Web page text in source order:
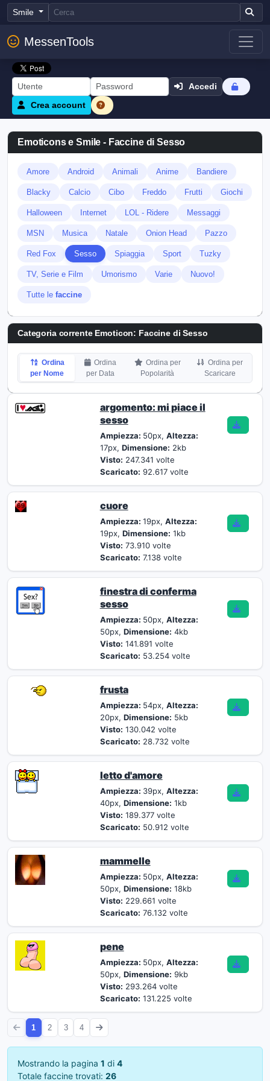
Smile
MessenTools
Accedi
Crea account
Emoticons e Smile - Faccine di Sesso
Amore Android Animali Anime Bandiere
Blacky Calcio Cibo Freddo Frutti Giochi
Halloween Internet LOL - Ridere Messaggi
MSN Musica Natale Onion Head Pazzo
Red Fox Sesso Spiaggia Sport Tuzky
TV, Serie e Film Umorismo Varie Nuovo!
Tutte le faccine
Categoria corrente Emoticon: Faccine di Sesso
Ordina
per Nome
Ordina
per Data
Ordina per
Popolarità
Ordina per
Scaricare
argomento: mi piace il
sesso
Ampiezza: 50px, Altezza:
17px, Dimensione: 2kb
Visto: 247.341 volte
Scaricato: 92.617 volte
cuore
Ampiezza: 19px, Altezza:
19px, Dimensione: 1kb
Visto: 73.910 volte
Scaricato: 7.138 volte
finestra di conferma
sesso
Ampiezza: 50px, Altezza:
50px, Dimensione: 4kb
Visto: 141.891 volte
Scaricato: 53.254 volte
frusta
Ampiezza: 54px, Altezza:
20px, Dimensione: 5kb
Visto: 130.042 volte
Scaricato: 28.732 volte
letto d'amore
Ampiezza: 39px, Altezza:
40px, Dimensione: 1kb
Visto: 189.377 volte
Scaricato: 50.912 volte
mammelle
Ampiezza: 50px, Altezza:
50px, Dimensione: 18kb
Visto: 229.661 volte
Scaricato: 76.132 volte
pene
Ampiezza: 50px, Altezza:
50px, Dimensione: 9kb
Visto: 293.264 volte
Scaricato: 131.225 volte
1 2 3 4
Mostrando la pagina 1 di 4
Totale faccine trovati: 26